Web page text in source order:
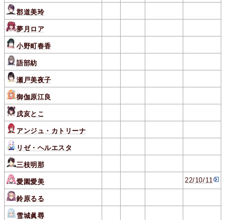
郡道美玲
夢月ロア
小野町春香
語部紡
瀬戸美夜子
御伽原江良
戌亥とこ
アンジュ・カトリーナ
リゼ・ヘルエスタ
三枝明那
愛園愛美 22/10/11
鈴原るる
雪城眞尋